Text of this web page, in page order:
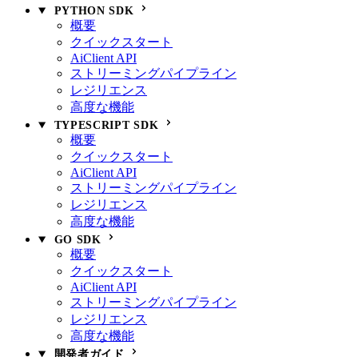
PYTHON SDK
概要
クイックスタート
AiClient API
ストリーミングパイプライン
レジリエンス
高度な機能
TYPESCRIPT SDK
概要
クイックスタート
AiClient API
ストリーミングパイプライン
レジリエンス
高度な機能
GO SDK
概要
クイックスタート
AiClient API
ストリーミングパイプライン
レジリエンス
高度な機能
開発者ガイド